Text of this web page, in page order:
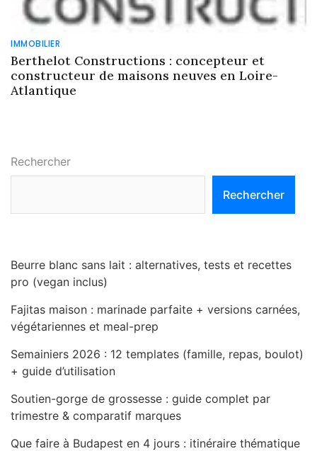
IMMOBILIER
Berthelot Constructions : concepteur et
constructeur de maisons neuves en Loire-
Atlantique
Rechercher
Rechercher
Beurre blanc sans lait : alternatives, tests et recettes
pro (vegan inclus)
Fajitas maison : marinade parfaite + versions carnées,
végétariennes et meal-prep
Semainiers 2026 : 12 templates (famille, repas, boulot)
+ guide d’utilisation
Soutien-gorge de grossesse : guide complet par
trimestre & comparatif marques
Que faire à Budapest en 4 jours : itinéraire thématique